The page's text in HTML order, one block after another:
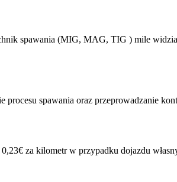
spawania (MIG, MAG, TIG ) mile
spawania oraz przeprowadzanie
za kilometr w przypadku dojazdu